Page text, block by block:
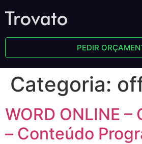
PEDIR
Categoria:
WORD ONLINE
– Conteúdo